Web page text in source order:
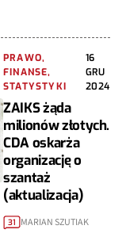
PRAWO,
FINANSE,
STATYSTYKI
16
GRU
2024
ZAIKS żąda
milionów złotych.
CDA oskarża
organizację o
szantaż
(aktualizacja)
31 MARIAN SZUTIAK